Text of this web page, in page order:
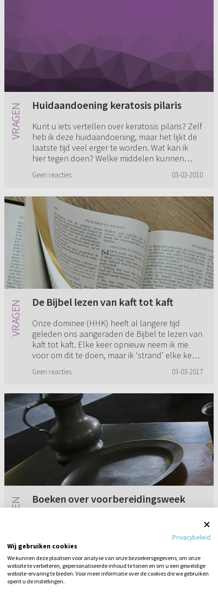
Huidaandoening keratosis pilaris
Kunt u iets vertellen over keratosis pilaris? Zelf
heb ik deze huidaandoening, maar het lijkt de
laatste tijd veel erger te worden. Wat kan ik
hier tegen doen? Welke middelen kunnen
Geen reacties 03-03-2010
De Bijbel lezen van kaft tot kaft
Onze dominee (HHK) heeft al langere tijd
geleden ons aangeraden de Bijbel te lezen van
kaft tot kaft. Elke keer opnieuw neem ik me
voor om dit te doen, maar ik ‘strand’ elke keer
Geen reacties 03-03-2017
Boeken over voorbereidingsweek
Avondmaalsviering? Ik meende dat ds. J.
Westerink er een boekje voor geschreven heeft
maar weet geen concrete...
4 reacties 03-03-2020
Privacybeleid
Wij gebruiken cookies
We kunnen deze plaatsen voor analyse van onze bezoekersgegevens, om onze
website te verbeteren, gepersonaliseerde inhoud te tonen en om u een geweldige
website-ervaring te bieden. Voor meer informatie over de cookies die we gebruiken
opent u de instellingen.